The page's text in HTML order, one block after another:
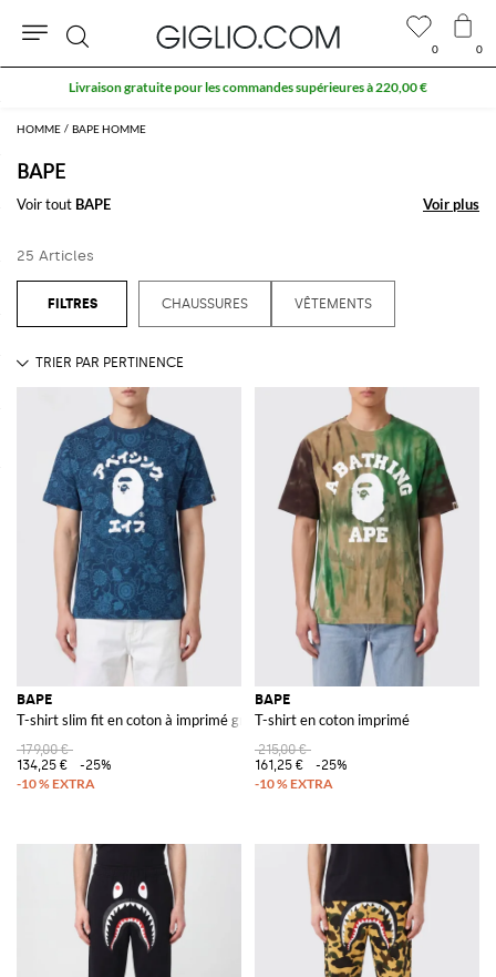
HOMME BAPE HOMME
BAPE
Voir tout BAPE Voir plus
Voir plus
25 Articles
CHAUSSURES VÊTEMENTS
BAPE
T-shirt slim fit en coton à imprimé graphique et logo contrastant
179,00 €
134,25 €
-25%
BAPE
T-shirt en coton imprimé
215,00 €
161,25 €
-25%
0 0
Rechercher
Livraison gratuite pour les commandes supérieures à 220,00 €